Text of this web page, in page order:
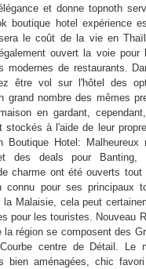
et donne topnoth
boutique hotel expérience
le coût de la vie en
ouvert la voie pour
modernes de restaurants.
être vol sur l'hôtel des
grand nombre des mêmes
en gardant,
stockés à l'aide de leur
Boutique Hotel:
des deals pour
charme ont été ouverts
connu pour ses principaux
Malaisie, cela peut
pour les touristes. Nouveau
région se composent des
centre de Détail. Le
bien aménagées, chic